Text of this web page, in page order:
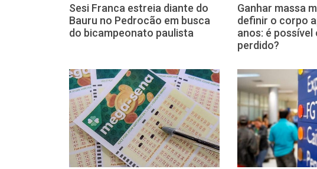
Sesi Franca estreia diante do
Bauru no Pedrocão em busca
do bicampeonato paulista
Ganhar massa
definir o corpo
anos: é possível
perdido?